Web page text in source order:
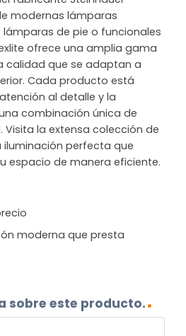
modernas lámparas
de pie o funcionales
ofrece una amplia gama
calidad que se adaptan a
Cada producto está
al detalle y la
combinación única de
Visita la extensa colección de
iluminación perfecta que
espacio de manera eficiente.
moderna que presta
sobre este producto.